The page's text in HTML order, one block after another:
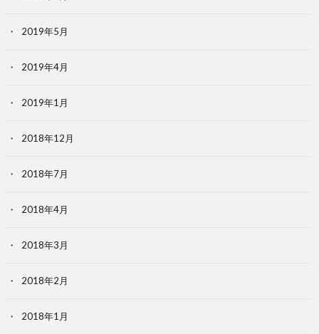
2019年5月
2019年4月
2019年1月
2018年12月
2018年7月
2018年4月
2018年3月
2018年2月
2018年1月